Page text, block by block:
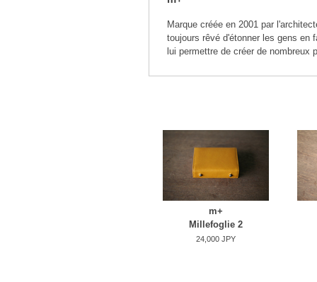
Marque créée en 2001 par
toujours rêvé d'étonner les gens en
lui permettre de créer de nombreux
m+
Millefoglie 2
24,000 JPY